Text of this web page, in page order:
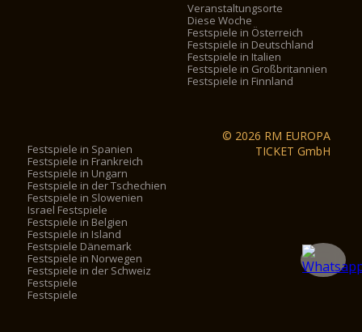
Veranstaltungsorte
Diese Woche
Festspiele in Österreich
Festspiele in Deutschland
Festspiele in Italien
Festspiele in Großbritannien
Festspiele in Finnland
Festspiele in Spanien
Festspiele in Frankreich
Festspiele in Ungarn
Festspiele in der Tschechien
Festspiele in Slowenien
Israel Festspiele
Festspiele in Belgien
Festspiele in Island
Festspiele Dänemark
Festspiele in Norwegen
Festspiele in der Schweiz
Festspiele
Festspiele
© 2026 RM EUROPA
TICKET GmbH